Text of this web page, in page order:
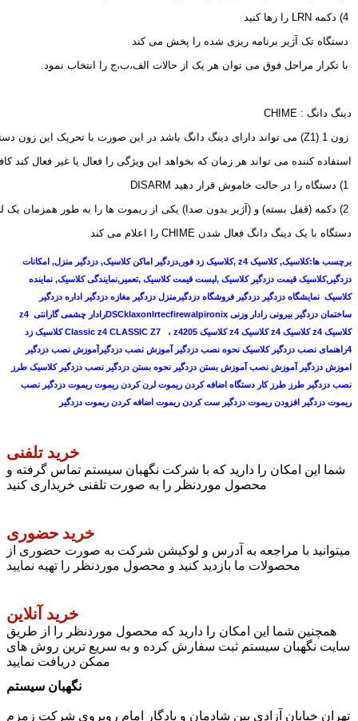
LRN را رها کنید
دستگاه تک آژیر برنامه ریزی شده را پخش می کند
با تکرار مراحل فوق می توان هر یک از حالات الف،ب،ج را انتخاب نمود.
دینگ دانگ : CHIME
زون 1 (
Z1) می تواند دارای دینگ دانگ باشد در این صورت با تحریک این زون
استفاده کننده می تواند هر زمان که بخواهد این ویژگی را فعال یا غیر فعال کند
DISARM
دستگاه با یک دینگ دانگ فعال شدن CHIME را اعلام می کند
برچسب ها:کلاسیک, کلاسیک z4 ,کلاسیک زد فور,دزدگیر اماکن کلاسیک, دزدگیر منزل, امکانات
دزدگیر,کلاسیک قیمت دزدگیر کلاسیک ,لیست قیمت کلاسیک ,تعمیر,نمایندگی کلاسیک, نماینده
کلاسیک نمایشگاه دزدگیر دزدگیر فروشگاه دزدگیرمنزل دزدگیر مغازه دزدگیر اداره دزدگیر
ساختمان دزدگیر بیرونی رادار وزنی DSCklaxonIrtecfirewalpironixرادار چشمی گارانتی z4
کلاسیک z4کلاسیک z4کلاسیک z4کلاسیک z4205 ، Classic z4 CLASSIC Z7کلاسیک زد
4راهنمای نصب دزدگیر کلاسیک نحوه نصب دزدگیر آموزش نصب دزدگیر
آموزش نصب دزدگیر
اموزش دزدگیر آموزش نصب آموزش بستن دزدگیر نحوه بستن دزدگیر نصب دزدگیر کلاسیک طرز
نصب دزدگیر طرز طرز کار دستگاه اضافه کردن ریموت لرن کردن ریموت ریموت دزدگیر نصب
ریموت دزدگیر افزودن ریموت دزدگیر ست کردن ریموت اضافه کردن ریموت دزدگیر
خرید تلفنی
شما این امکان را دارید که با شرکت نگهبان سیستم تماس گرفته و
محصول موردنظر را به صورت تلفنی خریداری کنید
خرید حضوری
میتوانید با مراجعه به آدرس و لوکیشن شرکت به صورت حضوری از
محصولات ما بازدید کنید و محصول موردنظر را تهیه نمایید
خرید آنلاین
همچنین شما این امکان را دارید که محصول موردنظر را از طریق
سایت نگهبان سیستم ثبت سفارش کرده و به سریع ترین روش های
ممکن دریافت نمایید
نگهبان سیستم
تهران خیابان آزادی بین شادمان و یادگار امام روبروی شرکت زمزم